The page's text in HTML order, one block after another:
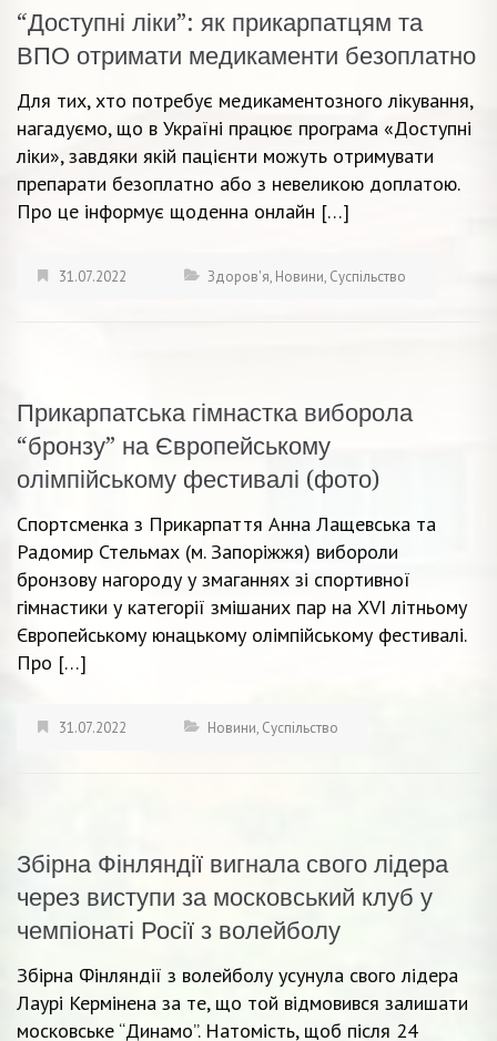
“Доступні ліки”: як прикарпатцям та
ВПО отримати медикаменти безоплатно
Для тих, хто потребує медикаментозного лікування,
нагадуємо, що в Україні працює програма «Доступні
ліки», завдяки якій пацієнти можуть отримувати
препарати безоплатно або з невеликою доплатою.
Про це інформує щоденна онлайн […]
31.07.2022 Здоров'я, Новини, Суспільство
Прикарпатська гімнастка виборола
“бронзу” на Європейському
олімпійському фестивалі (фото)
Спортсменка з Прикарпаття Анна Лащевська та
Радомир Стельмах (м. Запоріжжя) вибороли
бронзову нагороду у змаганнях зі спортивної
гімнастики у категорії змішаних пар на XVI літньому
Європейському юнацькому олімпійському фестивалі.
Про […]
31.07.2022 Новини, Суспільство
Збірна Фінляндії вигнала свого лідера
через виступи за московський клуб у
чемпіонаті Росії з волейболу
Збірна Фінляндії з волейболу усунула свого лідера
Лаурі Кермінена за те, що той відмовився залишати
московське “Динамо”. Натомість, щоб після 24